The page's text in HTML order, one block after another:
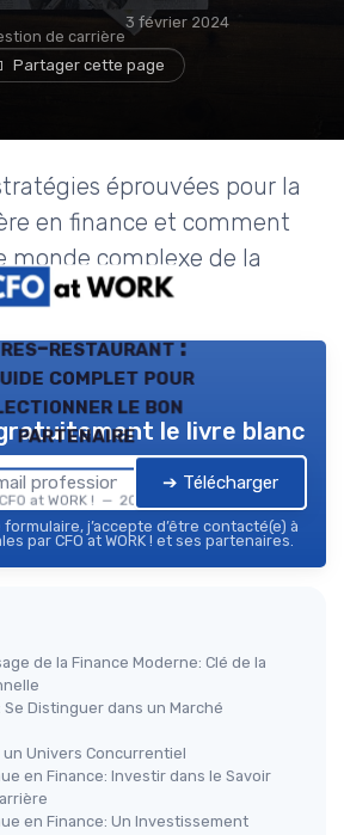
de carrière
3 février 2024
Partager cette page
éprouvées pour la
en finance et comment
monde complexe de la
durable.
restaurant :
complet pour
le bon
partenaire
CFO at WORK ! — 2026
le livre blanc
➔ Télécharger
j’accepte d’être contacté(e) à
par CFO at WORK ! et ses partenaires.
de la Finance Moderne: Clé de la
Distinguer dans un Marché
Univers Concurrentiel
en Finance: Investir dans le Savoir
en Finance: Un Investissement